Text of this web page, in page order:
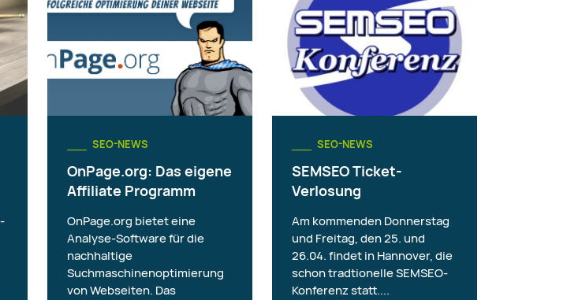
SEO-NEWS
OnPage.org: Das eigene
Affiliate Programm
OnPage.org bietet eine
Analyse-Software für die
nachhaltige
Suchmaschinenoptimierung
von Webseiten. Das
SEO-NEWS
SEMSEO Ticket-
Verlosung
Am kommenden Donnerstag
und Freitag, den 25. und
26.04. findet in Hannover, die
schon tradtionelle SEMSEO-
Konferenz statt....